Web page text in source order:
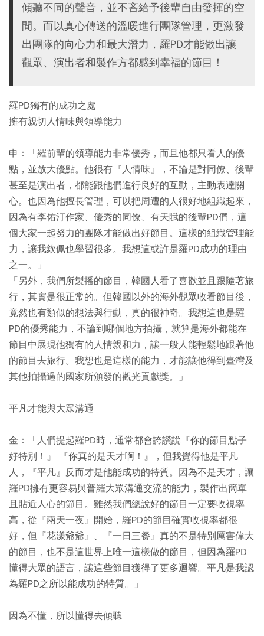
傾聽不同的聲音，並不吝給予後輩自由發揮的空
間。而以真心傳送的溫暖進行團隊管理，更激發
出團隊的向心力和最大潛力，羅PD才能做出讓
觀眾、演出者和製作方都感到幸福的節目！
羅PD獨有的成功之處
擁有親切人情味與領導能力
申：「羅前輩的領導能力非常優秀，而且他都只看人的優
點，並放大優點。他很有『人情味』，不論是對同僚、後輩
甚至是演出者，都能跟他們進行良好的互動，主動表達關
心。也因為他擅長管理，可以把周遭的人很好地組織起來，
因為有李佑汀作家、優秀的同僚、有天賦的後輩PD們，這
個大家一起努力的團隊才能做出好節目。這樣的組織管理能
力，讓我欽佩也學習很多。我想這或許是羅PD成功的理由
之一。」
「另外，我們所製播的節目，韓國人看了喜歡並且跟隨著旅
行，其實是很正常的。但韓國以外的海外觀眾收看節目後，
竟然也有類似的想法與行動，真的很神奇。我想這也是羅
PD的優秀能力，不論到哪個地方拍攝，就算是海外都能在
節目中展現他獨有的人情親和力，讓一般人能輕鬆地跟著他
的節目去旅行。我想也是這樣的能力，才能讓他得到臺灣及
其他拍攝過的國家所頒發的觀光貢獻獎。」
平凡才能與大眾溝通
金：「人們提起羅PD時，通常都會誇讚說『你的節目點子
好特別！』 『你真的是天才啊！』，但我覺得他是平凡
人，『平凡』反而才是他能成功的特質。因為不是天才，讓
羅PD擁有更容易與普羅大眾溝通交流的能力，製作出簡單
且貼近人心的節目。雖然我們總說好的節目一定要收視率
高，從『兩天一夜』開始，羅PD的節目確實收視率都很
好，但『花漾爺爺』、『一日三餐』真的不是特別厲害偉大
的節目，也不是這世界上唯一這樣做的節目，但因為羅PD
懂得大眾的語言，讓這些節目獲得了更多迴響。平凡是我認
為羅PD之所以能成功的特質。」
因為不懂，所以懂得去傾聽